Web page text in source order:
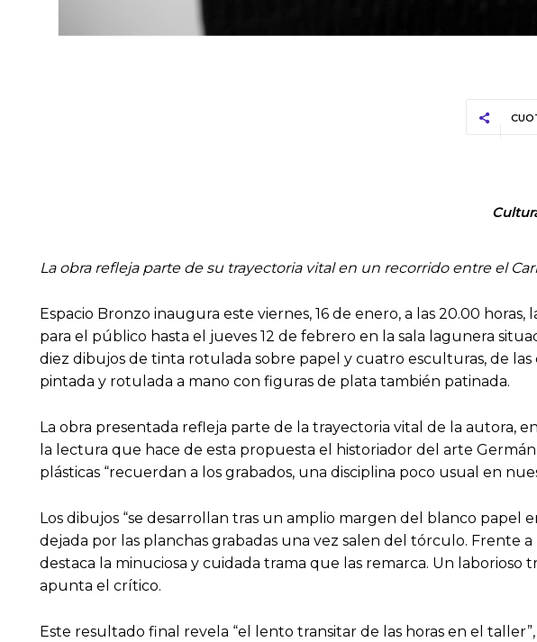
La obra refleja parte de su trayectoria vital en un recorrido entre el
Espacio Bronzo inaugura este viernes, 16 de enero, a las 20.00 horas,
para el público hasta el jueves 12 de febrero en la sala lagunera
diez dibujos de tinta rotulada sobre papel y cuatro esculturas, de
pintada y rotulada a mano con figuras de plata también patinada.
La obra presentada refleja parte de la trayectoria vital de la autora,
la lectura que hace de esta propuesta el historiador del arte
plásticas “recuerdan a los grabados, una disciplina poco usual en
Los dibujos “se desarrollan tras un amplio margen del blanco papel
dejada por las planchas grabadas una vez salen del tórculo. Frente
destaca la minuciosa y cuidada trama que las remarca. Un
apunta el crítico.
Este resultado final revela “el lento transitar de las horas en el